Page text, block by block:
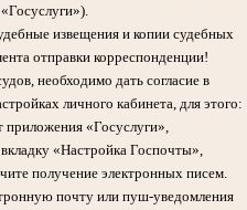
извещения и копии судебных
отправки корреспонденции!
необходимо дать согласие в
личного кабинета, для этого:
приложения «Госуслуги»,
«Настройка Госпочты»,
получение электронных писем.
почту или пуш-уведомления